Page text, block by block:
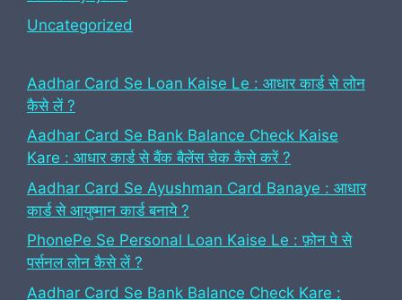
Uncategorized
Aadhar Card Se Loan Kaise Le : आधार कार्ड से लोन
कैसे लें ?
Aadhar Card Se Bank Balance Check Kaise
Kare : आधार कार्ड से बैंक बैलेंस चेक कैसे करें ?
Aadhar Card Se Ayushman Card Banaye : आधार
कार्ड से आयुष्मान कार्ड बनाये ?
PhonePe Se Personal Loan Kaise Le : फ़ोन पे से
पर्सनल लोन कैसे लें ?
Aadhar Card Se Bank Balance Check Kare :